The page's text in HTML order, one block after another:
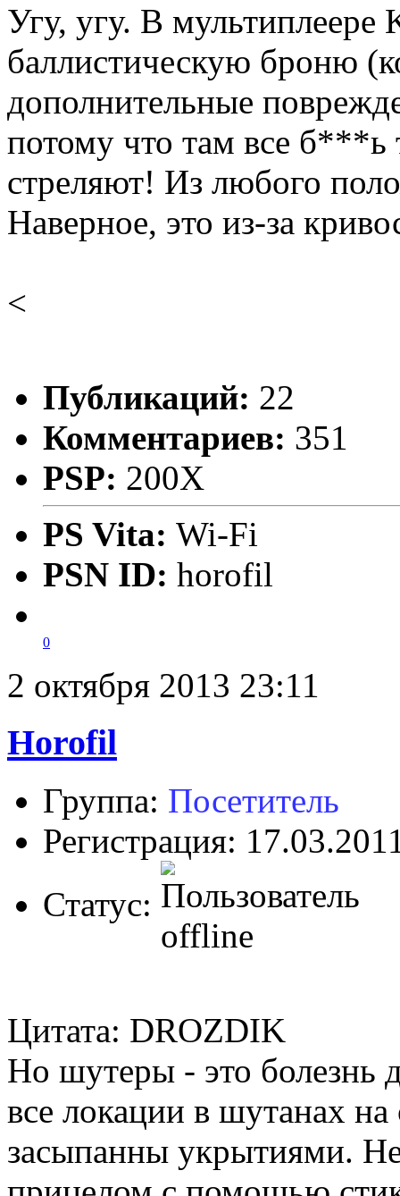
Угу, угу. В
баллистическую броню
дополнительные
потому что там все б***ь
стреляют! Из любого
Наверное, это из-за
<
Публикаций: 22
Комментариев: 351
PSP: 200X
PS Vita: Wi-Fi
PSN ID: horofil
0
2 октября 2013 23:11
Horofil
Группа: Посетитель
Регистрация:
Статус:
Цитата: DROZDIK
Но шутеры - это болезнь
все локации в шутанах на
засыпанны укрытиями.